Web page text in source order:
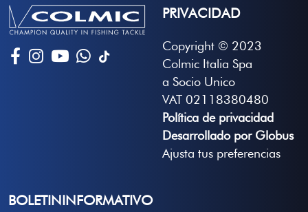
PRIVACIDAD
Copyright © 2023
Colmic Italia Spa
a Socio Unico
VAT 02118380480
Política de privacidad
Desarrollado por Globus
Ajusta tus preferencias
BOLETININFORMATIVO